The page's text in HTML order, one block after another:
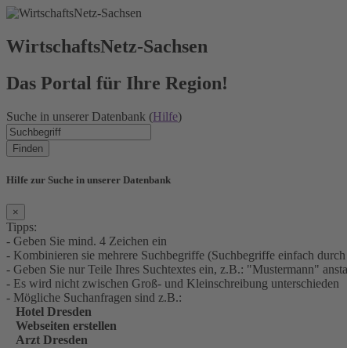
WirtschaftsNetz-Sachsen
Das Portal für Ihre Region!
Suche in unserer Datenbank (Hilfe)
Finden
Hilfe zur Suche in unserer Datenbank
×
Tipps:
- Geben Sie mind. 4 Zeichen ein
- Kombinieren sie mehrere Suchbegriffe (Suchbegriffe einfach
- Geben Sie nur Teile Ihres Suchtextes ein, z.B.: "Mustermann"
- Es wird nicht zwischen Groß- und Kleinschreibung unterschieden
- Mögliche Suchanfragen sind z.B.:
Hotel Dresden
Webseiten erstellen
Arzt Dresden